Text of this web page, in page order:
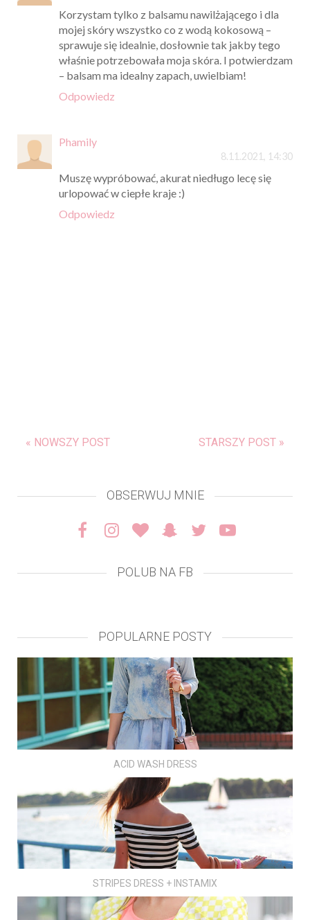
Korzystam tylko z balsamu nawilżającego i dla
mojej skóry wszystko co z wodą kokosową –
sprawuje się idealnie, dosłownie tak jakby tego
właśnie potrzebowała moja skóra. I potwierdzam
– balsam ma idealny zapach, uwielbiam!
Odpowiedz
Phamily
8.11.2021, 14:30
Muszę wypróbować, akurat niedługo lecę się
urlopować w ciepłe kraje :)
Odpowiedz
« NOWSZY POST STARSZY POST »
OBSERWUJ MNIE
POLUB NA FB
POPULARNE POSTY
ACID WASH DRESS
STRIPES DRESS + INSTAMIX